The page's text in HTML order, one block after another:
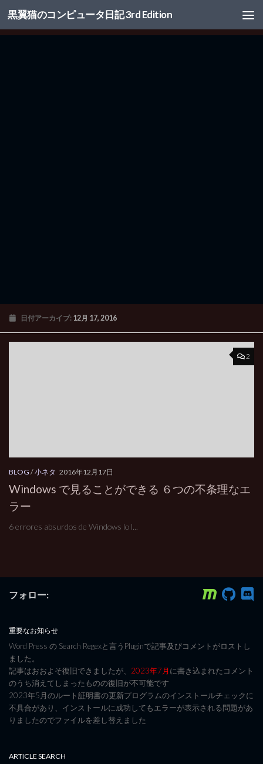
コンテンツへスキップ
黒翼猫のコンピュータ日記 3rd Edition
日付アーカイブ: 12月 17, 2016
2
BLOG /小ネタ 2016年12月17日
Windows で見ることができる ６つの不条理なエ
ラー
6 errores absurdos de Windows lo l...
フォロー:
重要なお知らせ
Word Press の Search Regexと言うPluginで記事及びコメントがロストし
ました。
記事はおおよそ復旧できましたが、 2023年7月に書き込まれたコメント
のうち消えてしまったものの復旧が不可能です
2023年5月のルート証明書の更新プログラムのインストールチェックに
不具合があり、インストールに成功してもエラーが表示される問題があ
りましたのでファイルを差し替えました
ARTICLE SEARCH